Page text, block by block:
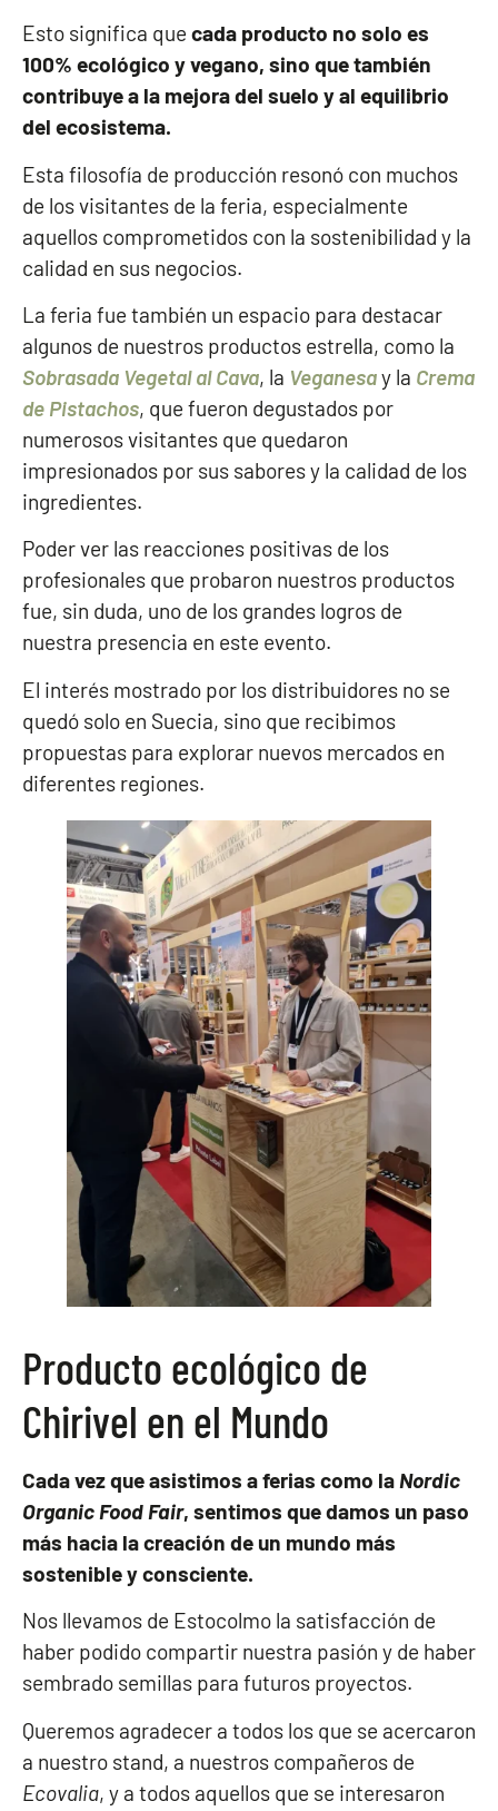
Esto significa que cada producto no solo es
100% ecológico y vegano, sino que también
contribuye a la mejora del suelo y al equilibrio
del ecosistema.
Esta filosofía de producción resonó con muchos
de los visitantes de la feria, especialmente
aquellos comprometidos con la sostenibilidad y la
calidad en sus negocios.
La feria fue también un espacio para destacar
algunos de nuestros productos estrella, como la
Sobrasada Vegetal al Cava, la Veganesay la Crema
de Pistachos, que fueron degustados por
numerosos visitantes que quedaron
impresionados por sus sabores y la calidad de los
ingredientes.
Poder ver las reacciones positivas de los
profesionales que probaron nuestros productos
fue, sin duda, uno de los grandes logros de
nuestra presencia en este evento.
El interés mostrado por los distribuidores no se
quedó solo en Suecia, sino que recibimos
propuestas para explorar nuevos mercados en
diferentes regiones.
Producto ecológico de
Chirivel en el Mundo
Cada vez que asistimos a ferias como la Nordic
Organic Food Fair, sentimos que damos un paso
más hacia la creación de un mundo más
sostenible y consciente.
Nos llevamos de Estocolmo la satisfacción de
haber podido compartir nuestra pasión y de haber
sembrado semillas para futuros proyectos.
Queremos agradecer a todos los que se acercaron
a nuestro stand, a nuestros compañeros de
Ecovalia, y a todos aquellos que se interesaron